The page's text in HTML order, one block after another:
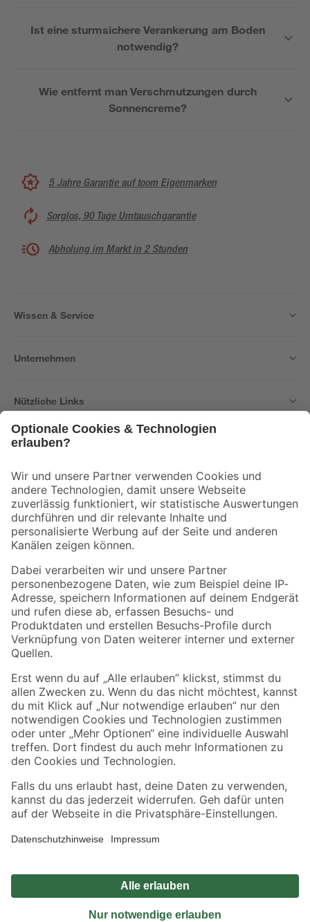
Ist eine sturmsichere Verankerung am Boden
notwendig?
Wie entfernt man Verschmutzungen durch
Sonnencreme?
5 Jahre Garantie auf toom Eigenmarken
Sorglos, 90 Tage Umtauschgarantie
Abholung im Markt in 2 Stunden
Wissen & Service
Unternehmen
Nützliche Links
Der toom Newsletter: Keine Angebote und Aktionen mehr verpassen!
Zur Newsletter Anmeldung
Folge uns
Zahlungsarten Versandarten
Sicher einkaufen
Jetzt die toom-App herunterladen
Alle Preisangaben in EUR inkl. gesetzl. MwSt.. Die dargestellten Angebote sind unter
Umständen nicht in allen Märkten verfügbar. Die angegebenen Verfügbarkeiten beziehen
Produkte nur solange der Vorrat reicht.
*Paketversand ab 59 € versandkostenfrei, gilt nicht für Artikel mit Speditionsversand, hier
Privatsphäre Impressum
Nutzungsbedingungen
Widerrufsrecht
Vertrag widerrufen